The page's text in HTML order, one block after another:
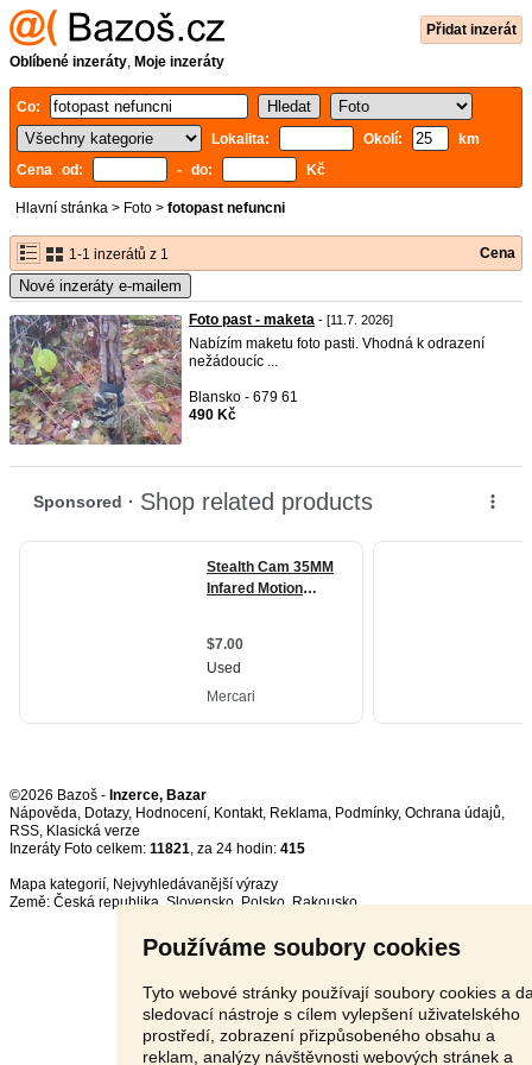
Používáme soubory cookies
Tyto webové stránky používají soubory cookies a
sledovací nástroje s cílem vylepšení uživatelského
prostředí, zobrazení přizpůsobeného obsahu a
reklam, analýzy návštěvnosti webových stránek a
Přidat inzerát
Oblíbené inzeráty, Moje inzeráty
Co:
Lokalita:
Okolí:
km
Cena od:
- do: Kč
Hlavní stránka > Foto > fotopast nefuncni
1-1 inzerátů z 1 Cena
Nové inzeráty e-mailem
Foto past - maketa - [11.7. 2026]
Nabízím maketu foto pasti. Vhodná k odrazení
nežádoucíc ...
Blansko - 679 61
490 Kč
©2026 Bazoš - Inzerce, Bazar
Nápověda, Dotazy, Hodnocení, Kontakt, Reklama, Podmínky, Ochrana údajů,
RSS,
Inzeráty Foto celkem: 11821, za 24 hodin: 415
Mapa kategorií, Nejvyhledávanější výrazy
Země: Česká republika,Slovensko,Polsko,Rakousko